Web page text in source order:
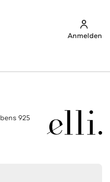
Anmelden
925